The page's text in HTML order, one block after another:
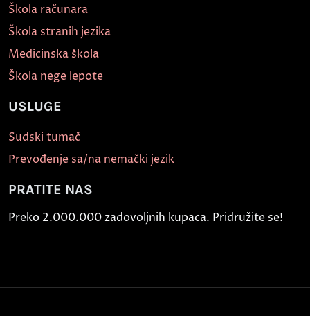
Škola računara
Škola stranih jezika
Medicinska škola
Škola nege lepote
USLUGE
Sudski tumač
Prevođenje sa/na nemački jezik
PRATITE NAS
Preko 2.000.000 zadovoljnih kupaca. Pridružite se!